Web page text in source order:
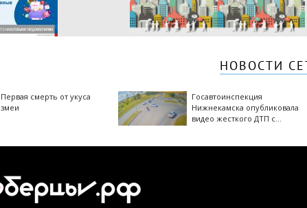
НОВОСТИ
Первая смерть от укуса
змеи
Госавтоинспекция
Нижнекамска опубликовала
видео жесткого ДТП с